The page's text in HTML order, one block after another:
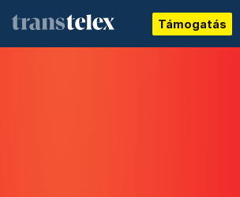
Támogatás